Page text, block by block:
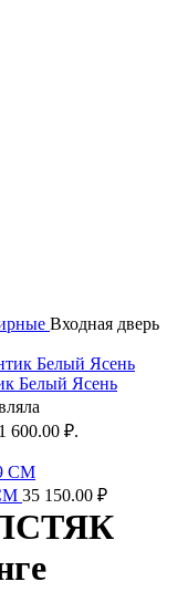
Входная дверь
Белый Ясень
600.00 ₽.
35 150.00 ₽